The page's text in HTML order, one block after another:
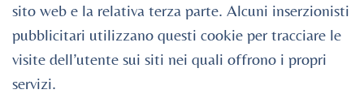
sito web e la relativa terza parte. Alcuni inserzionisti
pubblicitari utilizzano questi cookie per tracciare le
visite dell’utente sui siti nei quali offrono i propri
servizi.